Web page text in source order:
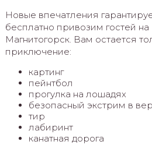
Новые впечатления
бесплатно привозим гостей
Магнитогорск. Вам остается
приключение:
картинг
пейнтбол
прогулка на лошадях
безопасный экстрим в
тир
лабиринт
канатная дорога